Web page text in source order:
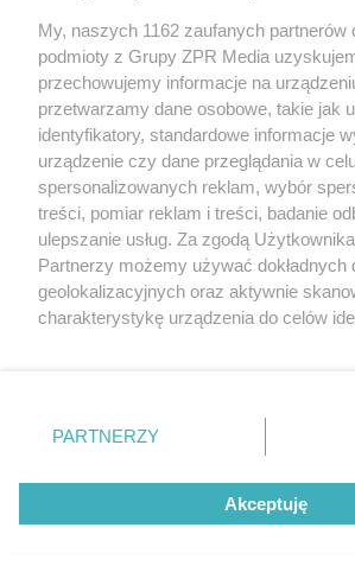
RZADKIE IMIONA
To imię brzmi jak nazwa
europejskiego kraju. W
je zaledwie 3 kobiety
My, naszych 1162 zaufanych partnerów
podmioty z Grupy ZPR Media
przechowujemy informacje na
przetwarzamy dane osobowe, takie jak
identyfikatory, standardowe informacje
urządzenie czy dane przeglądania w
spersonalizowanych reklam, wybór
treści, pomiar reklam i treści, badanie
ulepszanie usług. Za zgodą
Partnerzy możemy używać dokładnych
geolokalizacyjnych oraz aktywnie
charakterystykę urządzenia do celów
zmienić/wycofać klikając przycisk
znajdujący się w lewym dolnym rogu
rodzaje przetwarzania danych nie
użytkownika, ale masz prawo
przetwarzaniu. Preferencje będą miały
PARTNERZY
Akceptuję